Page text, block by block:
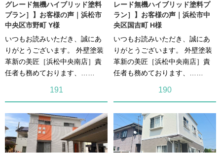
グレード無機ハイブリッド塗料
プラン］】お客様の声｜浜松市
中央区市野町 Y様
いつもお読みいただき、誠にあ
りがとうございます。 外壁塗装
革新の美匠［浜松中央南店］責
任者も務めております、……
レード無機ハイブリッド塗料プ
ラン］】お客様の声｜浜松市中
央区国吉町 H様
いつもお読みいただき、誠にあ
りがとうございます。 外壁塗装
革新の美匠［浜松中央南店］責
任者も務めております、……
191 190